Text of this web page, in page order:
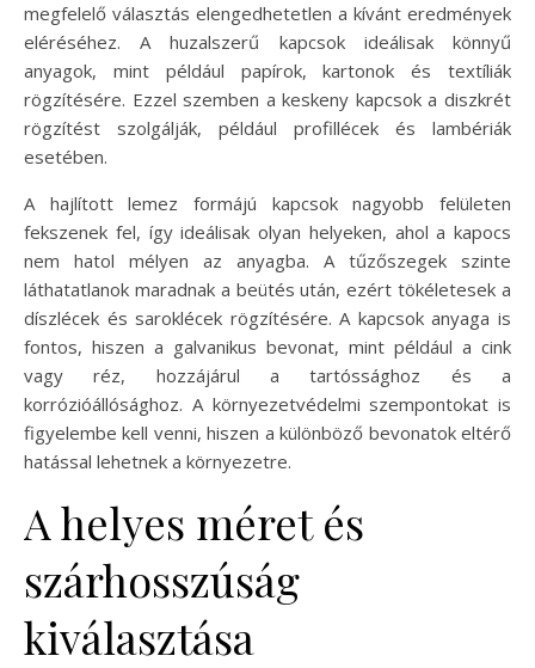
megfelelő választás elengedhetetlen a kívánt eredmények
eléréséhez. A huzalszerű kapcsok ideálisak könnyű
anyagok, mint például papírok, kartonok és textíliák
rögzítésére. Ezzel szemben a keskeny kapcsok a diszkrét
rögzítést szolgálják, például profillécek és lambériák
esetében.
A hajlított lemez formájú kapcsok nagyobb felületen
fekszenek fel, így ideálisak olyan helyeken, ahol a kapocs
nem hatol mélyen az anyagba. A tűzőszegek szinte
láthatatlanok maradnak a beütés után, ezért tökéletesek a
díszlécek és saroklécek rögzítésére. A kapcsok anyaga is
fontos, hiszen a galvanikus bevonat, mint például a cink
vagy réz, hozzájárul a tartóssághoz és a
korrózióállósághoz. A környezetvédelmi szempontokat is
figyelembe kell venni, hiszen a különböző bevonatok eltérő
hatással lehetnek a környezetre.
A helyes méret és
szárhosszúság
kiválasztása